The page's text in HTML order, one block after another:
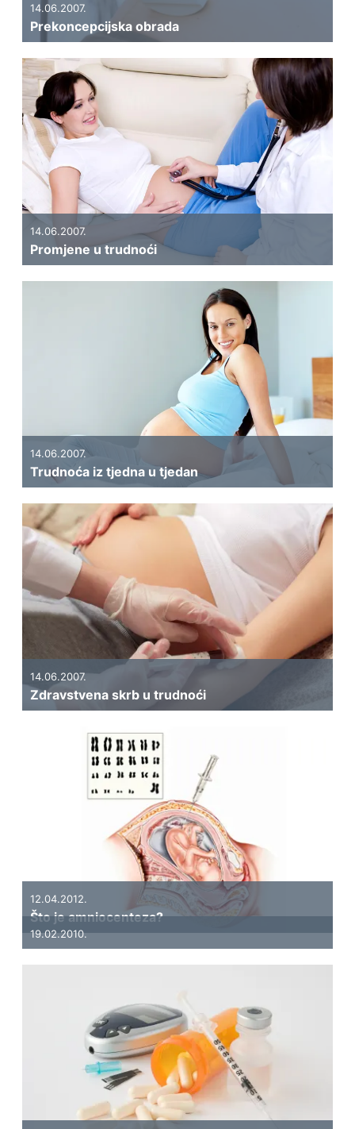
14.06.2007.
Prekoncepcijska obrada
14.06.2007.
Promjene u trudnoći
14.06.2007.
Trudnoća iz tjedna u tjedan
14.06.2007.
Zdravstvena skrb u trudnoći
12.04.2012.
Što je amniocenteza?
19.02.2010.